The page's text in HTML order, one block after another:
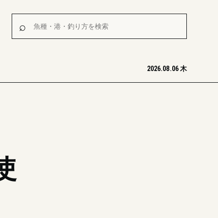
魚種・港・釣り方を検索
⌕
2026.08.06 木